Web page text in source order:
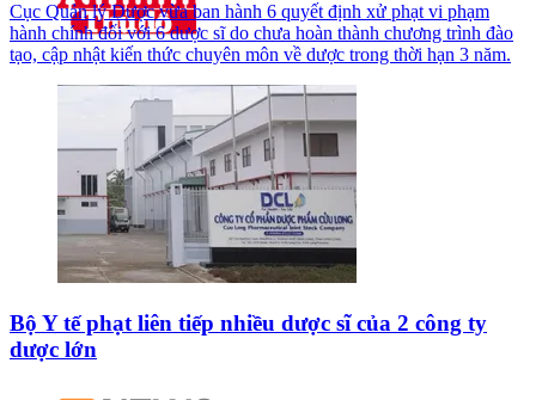
Cục Quản lý Dược vừa ban hành 6 quyết định xử phạt vi phạm
hành chính đối với 6 dược sĩ do chưa hoàn thành chương trình đào
tạo, cập nhật kiến thức chuyên môn về dược trong thời hạn 3 năm.
Bộ Y tế phạt liên tiếp nhiều dược sĩ của 2 công ty
dược lớn